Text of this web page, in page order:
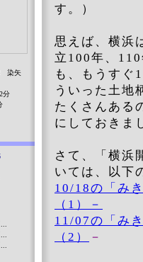
す。）
思えば、横浜
立100年、
も、もうすぐ
ういった土地
たくさんある
にしておきま
さて、「横浜
いては、以
10/18の「み
（1）－
11/07の「み
（2）
－
染矢
分